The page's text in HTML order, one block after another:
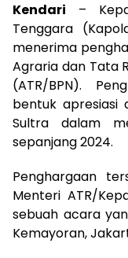
Kendari –
Tenggara
menerima
Agraria dan Tata
(ATR/BPN).
bentuk apresiasi
Sultra dalam
sepanjang 2024.
Penghargaan
Menteri ATR/
sebuah acara
Kemayoran,